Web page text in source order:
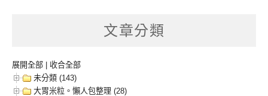
文章分類
展開全部 | 收合全部
未分類 (143)
大胃米粒。懶人包整理 (28)